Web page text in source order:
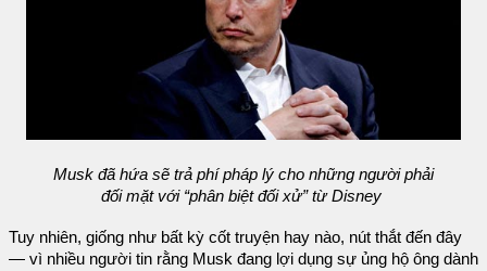
Musk đã hứa sẽ trả phí pháp lý cho những người phải
đối mặt với “phân biệt đối xử” từ Disney
Tuy nhiên, giống như bất kỳ cốt truyện hay nào, nút thắt đến đây
— vì nhiều người tin rằng Musk đang lợi dụng sự ủng hộ ông dành